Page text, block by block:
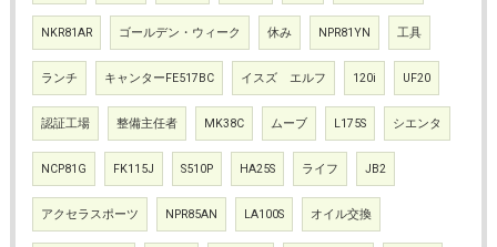
NKR81AR ゴールデン・ウィーク 休み NPR81YN 工具
ランチ キャンターFE517BC イスズ エルフ 120i UF20
認証工場 整備主任者 MK38C ムーブ L175S シエンタ
NCP81G FK115J S510P HA25S ライフ JB2
アクセラスポーツ NPR85AN LA100S オイル交換